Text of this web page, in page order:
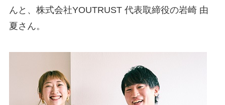
んと、株式会社YOUTRUST 代表取締役の岩崎 由
夏さん。